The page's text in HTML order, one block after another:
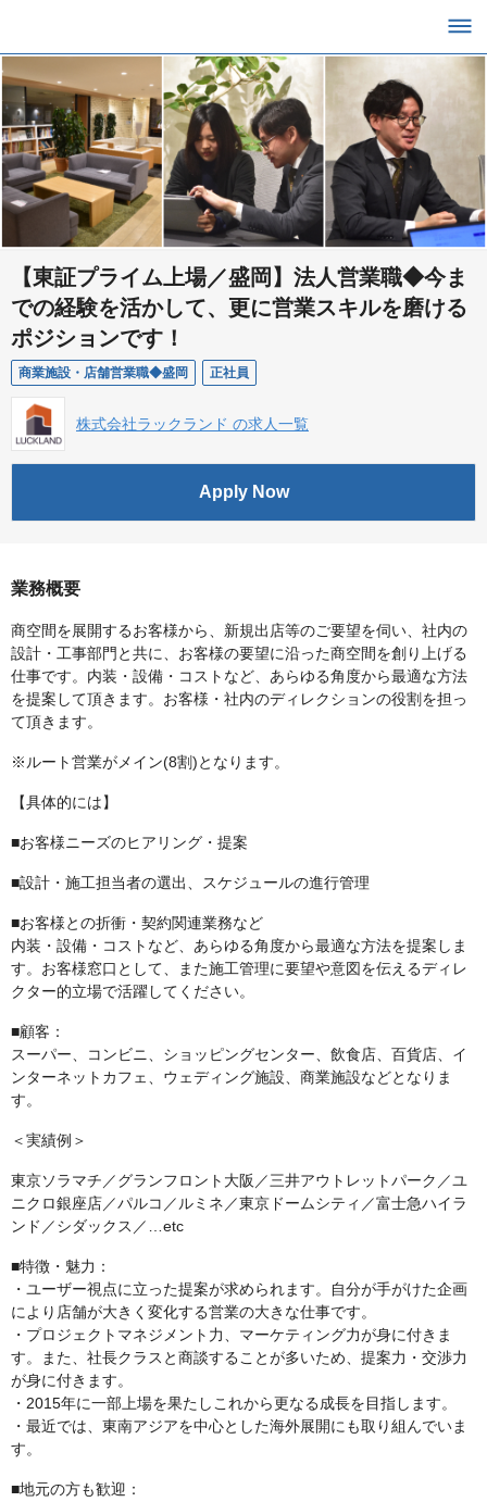
【東証プライム上場／盛岡】法人営業職◆今ま
での経験を活かして、更に営業スキルを磨ける
ポジションです！
商業施設・店舗営業職◆盛岡 正社員
株式会社ラックランド の求人一覧
Apply Now
業務概要
商空間を展開するお客様から、新規出店等のご要望を伺い、社内の
設計・工事部門と共に、お客様の要望に沿った商空間を創り上げる
仕事です。内装・設備・コストなど、あらゆる角度から最適な方法
を提案して頂きます。お客様・社内のディレクションの役割を担っ
て頂きます。
※ルート営業がメイン(8割)となります。
【具体的には】
■お客様ニーズのヒアリング・提案
■設計・施工担当者の選出、スケジュールの進行管理
■お客様との折衝・契約関連業務など
内装・設備・コストなど、あらゆる角度から最適な方法を提案しま
す。お客様窓口として、また施工管理に要望や意図を伝えるディレ
クター的立場で活躍してください。
■顧客：
スーパー、コンビニ、ショッピングセンター、飲食店、百貨店、イ
ンターネットカフェ、ウェディング施設、商業施設などとなりま
す。
＜実績例＞
東京ソラマチ／グランフロント大阪／三井アウトレットパーク／ユ
ニクロ銀座店／パルコ／ルミネ／東京ドームシティ／富士急ハイラ
ンド／シダックス／…etc
■特徴・魅力：
・ユーザー視点に立った提案が求められます。自分が手がけた企画
により店舗が大きく変化する営業の大きな仕事です。
・プロジェクトマネジメント力、マーケティング力が身に付きま
す。また、社長クラスと商談することが多いため、提案力・交渉力
が身に付きます。
・2015年に一部上場を果たしこれから更なる成長を目指します。
・最近では、東南アジアを中心とした海外展開にも取り組んでいま
す。
■地元の方も歓迎：